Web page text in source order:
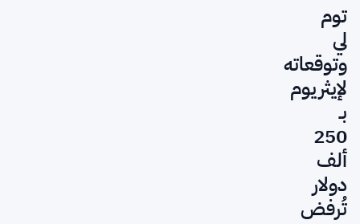
توم
لي
وتوقعاته
لإيثريوم
بـ
250
ألف
دولار
تُرفض